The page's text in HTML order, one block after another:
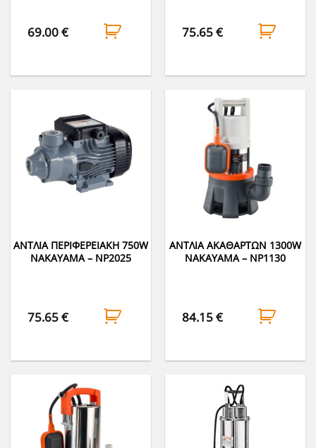
69.00€ 75.65€
ΑΝΤΛΙΑ ΠΕΡΙΦΕΡΕΙΑΚΗ 750W
NAKAYAMA – NP2025
75.65€
ΑΝΤΛΙΑ ΑΚΑΘΑΡΤΩΝ 1300W
NAKAYAMA – NP1130
84.15€